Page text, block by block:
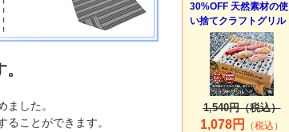
した。
ことができます。
30%OFF 天然素材の使
い捨てクラフトグリル
1,540円（税込）
1,078円
（税込）